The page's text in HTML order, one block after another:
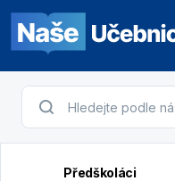
Předškoláci